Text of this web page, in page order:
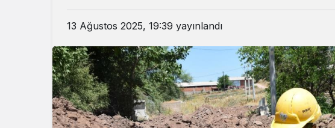
13 Ağustos 2025, 19:39 yayınlandı